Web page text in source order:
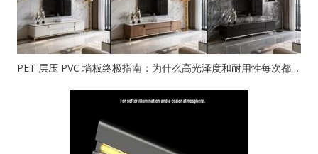
PET 层压 PVC 墙板终极指南：为什么高光泽度和耐用性每次都会获胜